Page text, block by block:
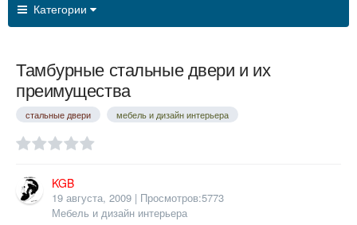
Категории
Тамбурные стальные двери и их
преимущества
стальные двери мебель и дизайн интерьера
KGB
19 августа, 2009 | Просмотров:5773
Мебель и дизайн интерьера